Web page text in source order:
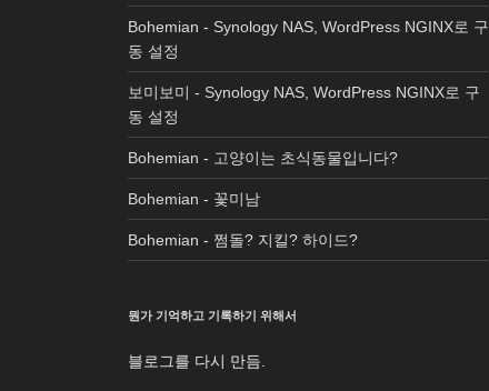
Bohemian - Synology NAS, WordPress NGINX로 구
동 설정
보미보미 - Synology NAS, WordPress NGINX로 구
동 설정
Bohemian - 고양이는 초식동물입니다?
Bohemian - 꽃미남
Bohemian - 쩜돌? 지킬? 하이드?
뭔가 기억하고 기록하기 위해서
블로그를 다시 만듬.